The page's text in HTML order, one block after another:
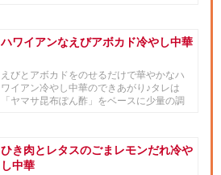
ハワイアンなえびアボカド冷やし中華
えびとアボカドをのせるだけで華やかなハ
ワイアン冷やし中華のできあがり♪タレは
「ヤマサ昆布ぽん酢」をベースに少量の調
ひき肉とレタスのごまレモンだれ冷や
し中華